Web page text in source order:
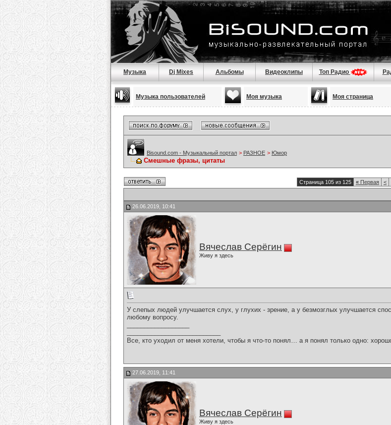
Музыка Dj Mixes Альбомы Видеоклипы Топ Радио
Музыка пользователей Моя музыка Моя страница
Bisound.com - Музыкальный портал > РАЗНОЕ > Юмор
Смешные фразы, цитаты
Страница 105 из 125 « Первая <
26.06.2019, 10:41
Вячеслав Серёгин
Живу я здесь
У слепых людей улучшается слух, у глухих - зрение, а у безмозглых улучшается
любому вопросу.
Все, кто уходил от меня хотели, чтобы я что-то понял… а я понял только одно:
27.06.2019, 11:41
Вячеслав Серёгин
Живу я здесь